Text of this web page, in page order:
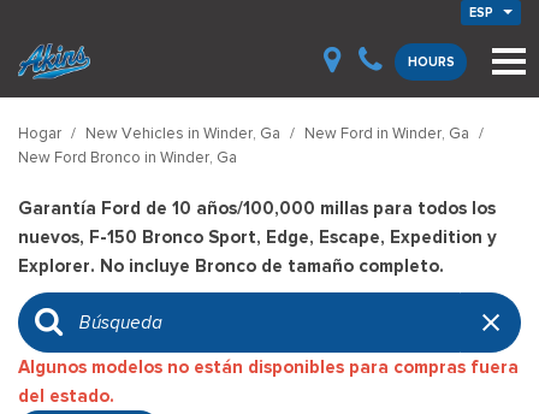
ESP
HOURS
Hogar / New Vehicles in Winder, Ga / New Ford in Winder, Ga /
New Ford Bronco in Winder, Ga
Garantía Ford de 10 años/100,000 millas para todos los
nuevos, F-150 Bronco Sport, Edge, Escape, Expedition y
Explorer. No incluye Bronco de tamaño completo.
Algunos modelos no están disponibles para compras fuera
del estado.